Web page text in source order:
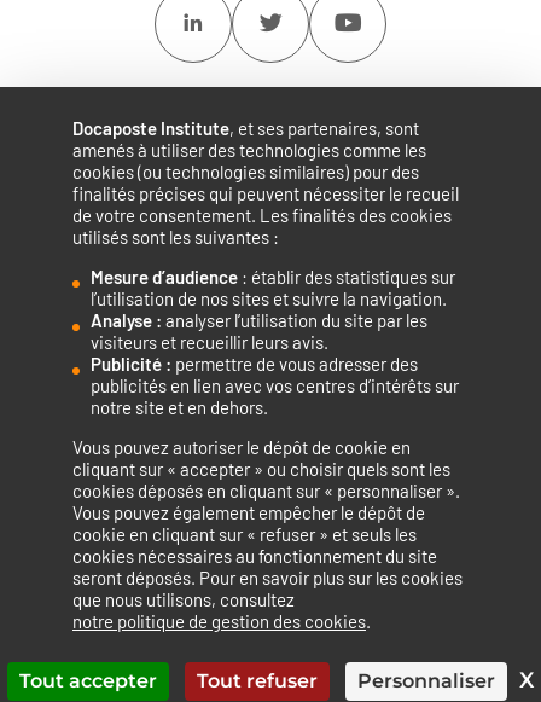
Docaposte Institute, et ses partenaires, sont
amenés à utiliser des technologies comme les
cookies (ou technologies similaires) pour des
finalités précises qui peuvent nécessiter le recueil
de votre consentement. Les finalités des cookies
utilisés sont les suivantes :
Mesure d’audience : établir des statistiques sur
l’utilisation de nos sites et suivre la navigation.
Analyse : analyser l’utilisation du site par les
visiteurs et recueillir leurs avis.
Publicité : permettre de vous adresser des
publicités en lien avec vos centres d’intérêts sur
notre site et en dehors.
Vous pouvez autoriser le dépôt de cookie en
cliquant sur « accepter » ou choisir quels sont les
cookies déposés en cliquant sur « personnaliser ».
Vous pouvez également empêcher le dépôt de
cookie en cliquant sur « refuser » et seuls les
cookies nécessaires au fonctionnement du site
seront déposés. Pour en savoir plus sur les cookies
que nous utilisons, consultez
notre politique de gestion des cookies.
Tout accepter Tout refuser Personnaliser X
Accélérateur de compétences numériques.
La certification qualité a été délivrée au titre de la catégorie
d’action suivante : ACTIONS DE FORMATION
Linkedin Twitter Youtube
Mentions légales
Politique de confidentialité
Politique de cookies
Accessibilité : non conforme
Plan du site